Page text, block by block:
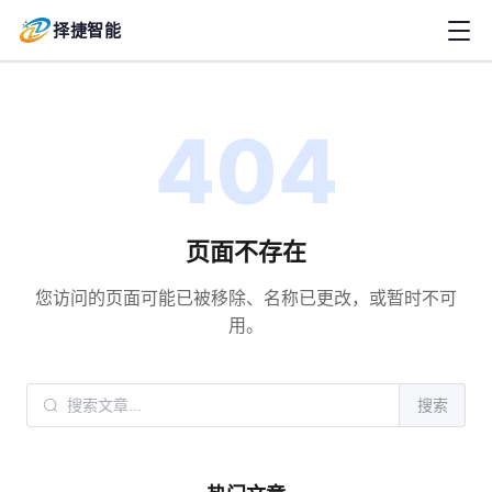
择捷智能
404
页面不存在
您访问的页面可能已被移除、名称已更改，或暂时不可
用。
搜索